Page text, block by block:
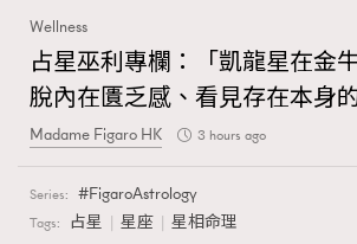
TRENDING
Wellness
占星巫利專欄：「凱龍星在金
脫內在匱乏感、看見存在本身
Madame Figaro HK 3 hours ago
Series: FigaroAstrology
Tags: 占星 星座 星相命理